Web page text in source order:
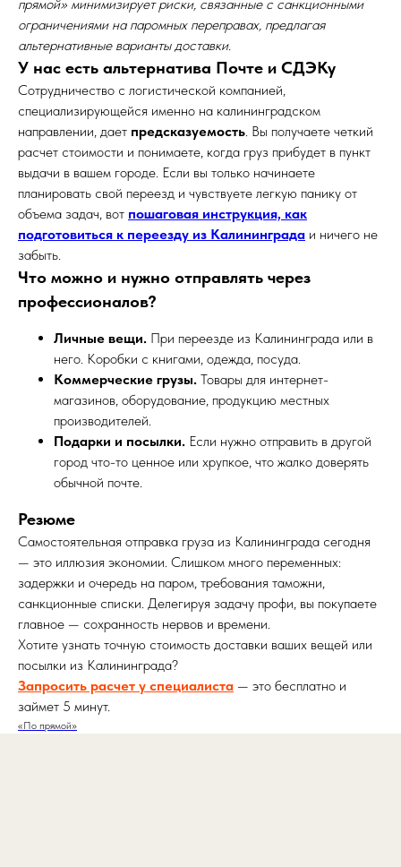
прямой» минимизирует риски, связанные с санкционными
ограничениями на паромных переправах, предлагая
альтернативные варианты доставки.
У нас есть альтернатива Почте и СДЭКу
Сотрудничество с логистической компанией,
специализирующейся именно на калининградском
направлении, дает предсказуемость. Вы получаете четкий
расчет стоимости и понимаете, когда груз прибудет в пункт
выдачи в вашем городе. Если вы только начинаете
планировать свой переезд и чувствуете легкую панику от
объема задач, вот пошаговая инструкция, как
подготовиться к переезду из Калининграда и ничего не
забыть.
Что можно и нужно отправлять через
профессионалов?
Личные вещи. При переезде из Калининграда или в
него. Коробки с книгами, одежда, посуда.
Коммерческие грузы. Товары для интернет-
магазинов, оборудование, продукцию местных
производителей.
Подарки и посылки. Если нужно отправить в другой
город что-то ценное или хрупкое, что жалко доверять
обычной почте.
Резюме
Самостоятельная отправка груза из Калининграда сегодня
— это иллюзия экономии. Слишком много переменных:
задержки и очередь на паром, требования таможни,
санкционные списки. Делегируя задачу профи, вы покупаете
главное — сохранность нервов и времени.
Хотите узнать точную стоимость доставки ваших вещей или
посылки из Калининграда?
Запросить расчет у специалиста — это бесплатно и
займет 5 минут.
«По прямой»